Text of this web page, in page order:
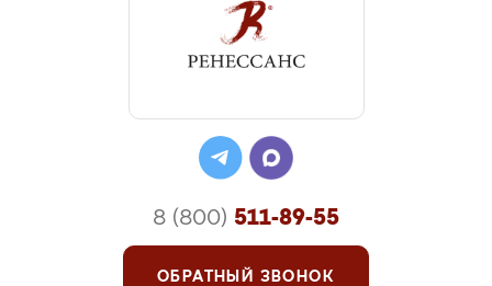
8 (800) 511-89-55
ОБРАТНЫЙ ЗВОНОК